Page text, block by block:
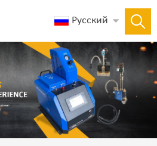
Русский